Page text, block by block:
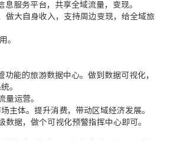
息服务平台，共享全域流量，变现。
做大自身收入，支持周边变现，给全域旅
。
功能的旅游数据中心。做到数据可视化，
。
量运营。
主体。提升消费，带动区域经济发展。
数据，做个可视化预警指挥中心即可。